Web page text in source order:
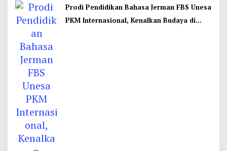
Prodi Pendidikan Bahasa Jerman FBS Unesa
PKM Internasional, Kenalkan Budaya di